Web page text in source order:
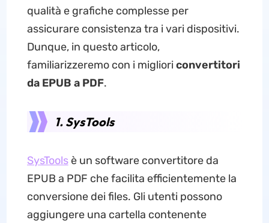
qualità e grafiche complesse per
assicurare consistenza tra i vari dispositivi.
Dunque, in questo articolo,
familiarizzeremo con i miglioriconvertitori
da EPUB a PDF.
1. SysTools
SysToolsè un software convertitore da
EPUB a PDF che facilita efficientemente la
conversione dei files. Gli utenti possono
aggiungere una cartella contenente